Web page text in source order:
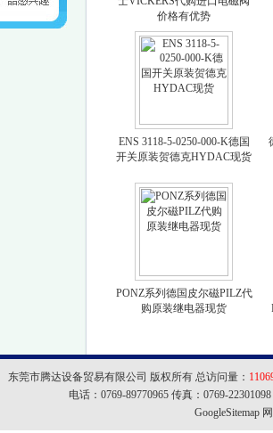
价格有优势
ENS 3118-5-0250-000-K德国
开关原装贺德克HYDAC现货
PONZ系列德国皮尔磁PILZ代
购原装继电器现货
东莞市腾达设备贸易有限公司 版权所有 总访问量：
电话：0769-89770965 传真：0769-
GoogleSitemap网